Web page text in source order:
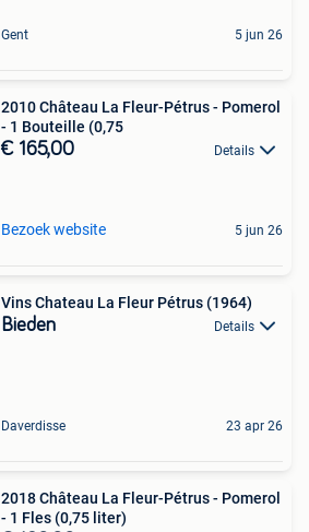
Gent 5 jun 26
2010 Château La Fleur-Pétrus - Pomerol
- 1 Bouteille (0,75
€ 165,00 Details
Bezoek website 5 jun 26
Vins Chateau La Fleur Pétrus (1964)
Bieden Details
Daverdisse 23 apr 26
2018 Château La Fleur-Pétrus - Pomerol
- 1 Fles (0,75 liter)